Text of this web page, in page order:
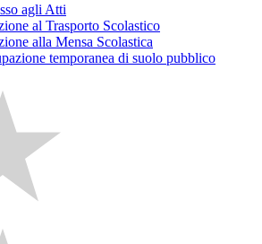
agli Atti
al Trasporto Scolastico
alla Mensa Scolastica
temporanea di suolo pubblico